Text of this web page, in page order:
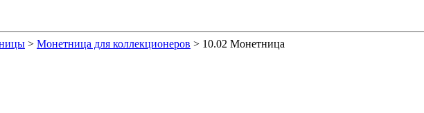
> Монетница для коллекционеров > 10.02 Монетница